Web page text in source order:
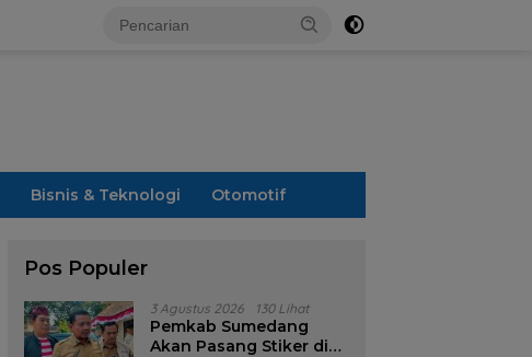
Bisnis & Teknologi Otomotif
Pos Populer
3 Agustus 2026 130 Lihat
Pemkab Sumedang
Akan Pasang Stiker di